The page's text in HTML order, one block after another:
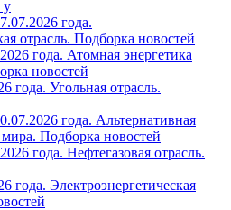
у
года.
отрасль. Подборка новостей
года. Атомная энергетика
новостей
года. Угольная отрасль.
года. Альтернативная
Подборка новостей
года. Нефтегазовая отрасль.
года. Электроэнергетическая